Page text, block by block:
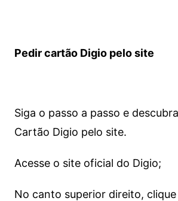
Pedir cartão Digio pelo site
Siga o passo a passo e
Cartão Digio pelo site.
Acesse o site oficial do Digio;
No canto superior direito, clique